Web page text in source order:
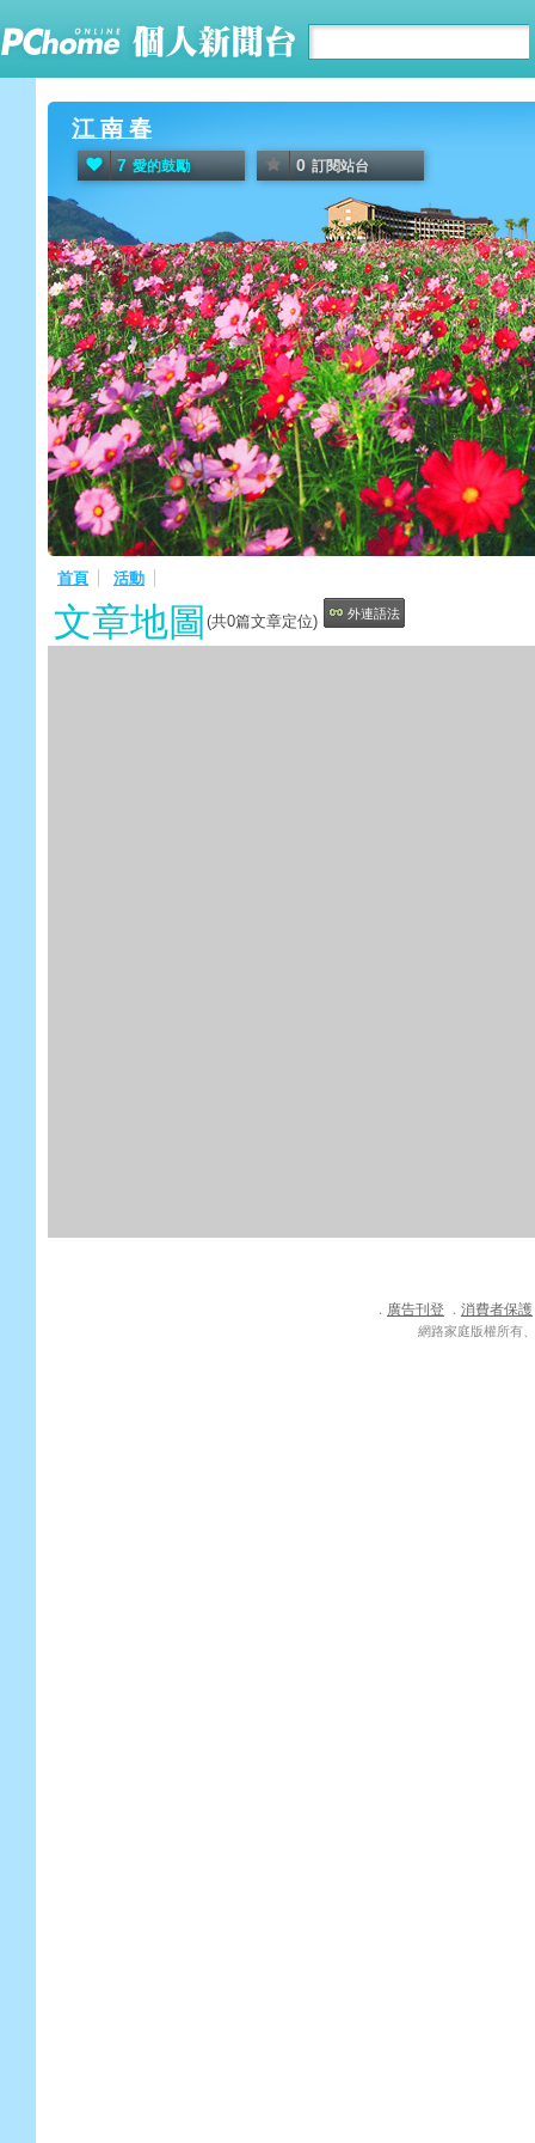
江 南 春
7 愛的鼓勵 0 訂閱站台
首頁 活動
文章地圖 (共0篇文章定位) 外連語法
． 廣告刊登 ． 消費者保護
網路家庭版權所有